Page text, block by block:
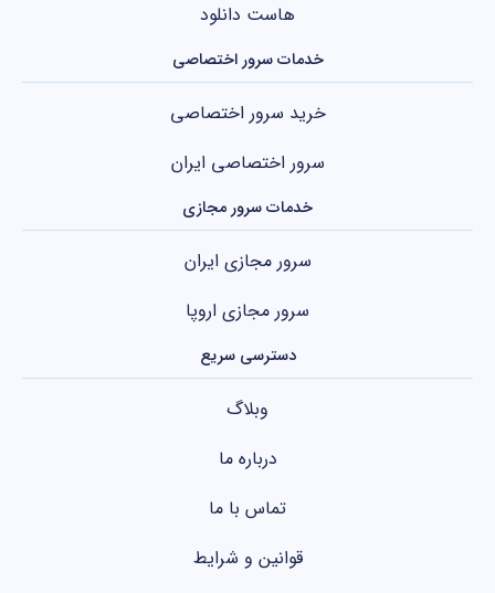
هاست دانلود
خدمات سرور اختصاصی
خرید سرور اختصاصی
سرور اختصاصی ایران
خدمات سرور مجازی
سرور مجازی ایران
سرور مجازی اروپا
دسترسی سریع
وبلاگ
درباره ما
تماس با ما
قوانین و شرایط